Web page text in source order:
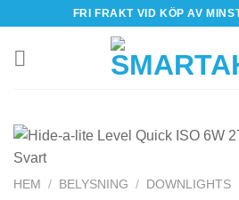
content
FRI FRAKT VID KÖP AV
HEM / BELYSNING / DOWNLIGHTS